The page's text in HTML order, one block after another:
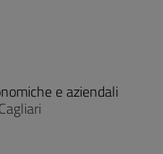
e aziendali